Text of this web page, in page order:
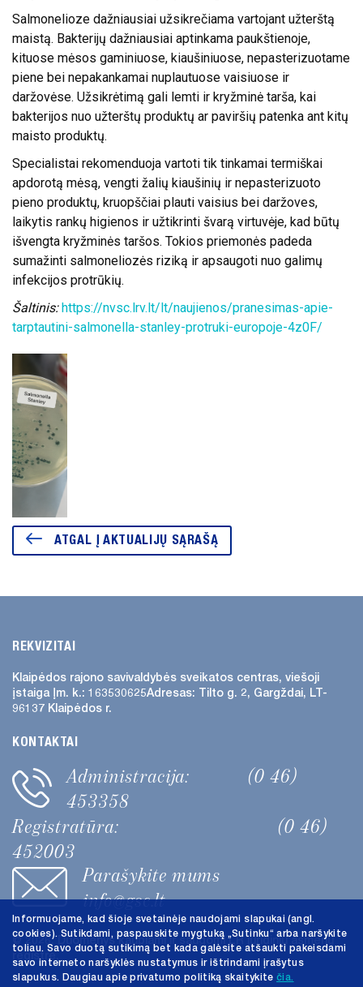
Salmonelioze dažniausiai užsikrečiama vartojant užterštą
maistą. Bakterijų dažniausiai aptinkama paukštienoje,
kituose mėsos gaminiuose, kiaušiniuose, nepasterizuotame
piene bei nepakankamai nuplautuose vaisiuose ir
daržovėse. Užsikrėtimą gali lemti ir kryžminė tarša, kai
bakterijos nuo užterštų produktų ar paviršių patenka ant kitų
maisto produktų.
Specialistai rekomenduoja vartoti tik tinkamai termiškai
apdorotą mėsą, vengti žalių kiaušinių ir nepasterizuoto
pieno produktų, kruopščiai plauti vaisius bei daržoves,
laikytis rankų higienos ir užtikrinti švarą virtuvėje, kad būtų
išvengta kryžminės taršos. Tokios priemonės padeda
sumažinti salmoneliozės riziką ir apsaugoti nuo galimų
infekcijos protrūkių.
Šaltinis:https://nvsc.lrv.lt/lt/naujienos/pranesimas-apie-
tarptautini-salmonella-stanley-protruki-europoje-4z0F/
ATGAL Į AKTUALIJŲ SĄRAŠĄ
REKVIZITAI
Klaipėdos rajono savivaldybės sveikatos centras, viešoji
įstaigaĮm. k.: 163530625Adresas: Tilto g. 2, Gargždai, LT-
96137 Klaipėdos r.
KONTAKTAI
Administracija:
(0 46)
453358
Registratūra: (0 46)
452003
Parašykite mums
info@gsc.lt
@ 2026. Duomenys kaupiami ir saugomi LR juridinių asmenų
registre.
Informuojame, kad šioje svetainėje naudojami slapukai (angl.
cookies). Sutikdami, paspauskite mygtuką „Sutinku“ arba naršykite
toliau. Savo duotą sutikimą bet kada galėsite atšaukti pakeisdami
savo interneto naršyklės nustatymus ir ištrindami įrašytus
slapukus. Daugiau apie privatumo politiką skaitykitečia.